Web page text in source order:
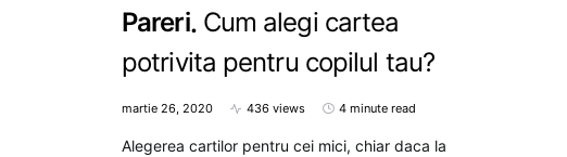
Pareri Cum alegi cartea
potrivita pentru copilul tau?
martie 26, 2020 436 views 4 minute read
Alegerea cartilor pentru cei mici, chiar daca la